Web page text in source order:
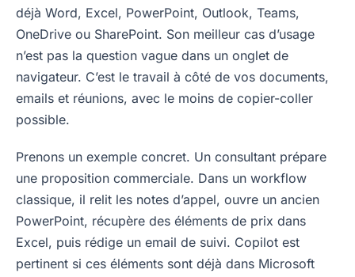
déjà Word, Excel, PowerPoint, Outlook, Teams,
OneDrive ou SharePoint. Son meilleur cas d’usage
n’est pas la question vague dans un onglet de
navigateur. C’est le travail à côté de vos documents,
emails et réunions, avec le moins de copier-coller
possible.
Prenons un exemple concret. Un consultant prépare
une proposition commerciale. Dans un workflow
classique, il relit les notes d’appel, ouvre un ancien
PowerPoint, récupère des éléments de prix dans
Excel, puis rédige un email de suivi. Copilot est
pertinent si ces éléments sont déjà dans Microsoft